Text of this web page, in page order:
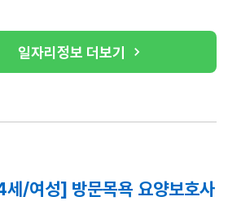
일자리정보 더보기
/여성] 방문목욕 요양보호사